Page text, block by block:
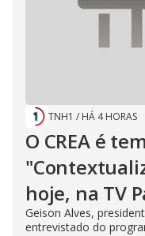
TNH1 / HÁ 4 HORAS
O CREA é
hoje, na TV
Geison Alves,
entrevistado do